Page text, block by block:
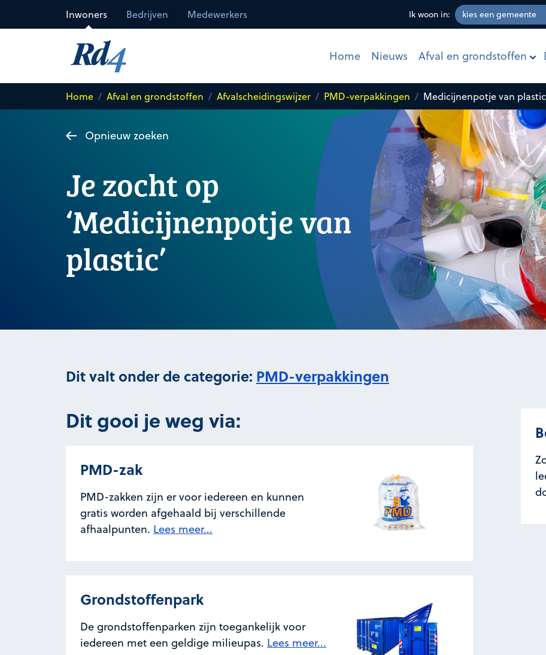
Inwoners Bedrijven Medewerkers Ik woon in:
Home Nieuws Afval en grondstoffen
Home Afval en grondstoffen Afvalscheidingswijzer PMD-verpakkingen Medicijnenpotje van plastic
Opnieuw zoeken
Je zocht op
‘Medicijnenpotje van
plastic’
Dit valt onder de categorie: PMD-verpakkingen
Dit gooi je weg via:
PMD-zak
PMD-zakken zijn er voor iedereen en kunnen
gratis worden afgehaald bij verschillende
afhaalpunten. Lees meer...
Grondstoffenpark
De grondstoffenparken zijn toegankelijk voor
iedereen met een geldige milieupas. Lees meer...